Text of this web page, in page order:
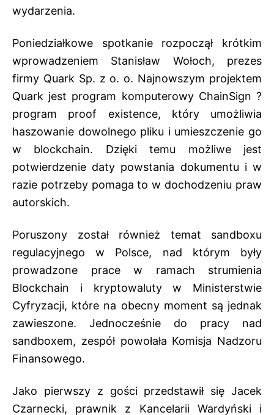
wydarzenia.
Poniedziałkowe spotkanie rozpoczął krótkim
wprowadzeniem Stanisław Wołoch, prezes
firmy Quark Sp. z o. o. Najnowszym projektem
Quark jest program komputerowy ChainSign ?
program proof existence, który umożliwia
haszowanie dowolnego pliku i umieszczenie go
w blockchain. Dzięki temu możliwe jest
potwierdzenie daty powstania dokumentu i w
razie potrzeby pomaga to w dochodzeniu praw
autorskich.
Poruszony został również temat sandboxu
regulacyjnego w Polsce, nad którym były
prowadzone prace w ramach strumienia
Blockchain i kryptowaluty w Ministerstwie
Cyfryzacji, które na obecny moment są jednak
zawieszone. Jednocześnie do pracy nad
sandboxem, zespół powołała Komisja Nadzoru
Finansowego.
Jako pierwszy z gości przedstawił się Jacek
Czarnecki, prawnik z Kancelarii Wardyński i